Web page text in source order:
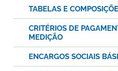
TABELAS E
CRITÉRIOS DE
MEDIÇÃO
ENCARGOS SOCIAIS